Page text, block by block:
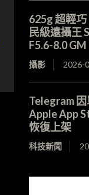
625g 超輕
民級遠攝王
F5.6-8.0 GM
攝影 2026-
Telegram
Apple App
恢復上架
科技新聞